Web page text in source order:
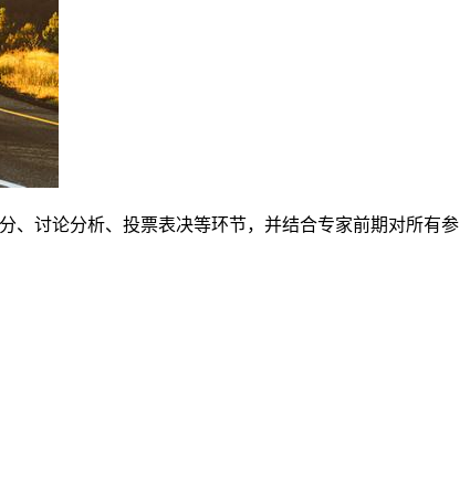
、讨论分析、投票表决等环节，并结合专家前期对所有参